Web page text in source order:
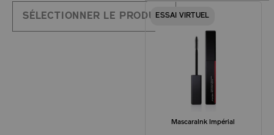
SÉLECTIONNER LE PRODUITESSAI VIRTUEL
MascaraInk Impérial